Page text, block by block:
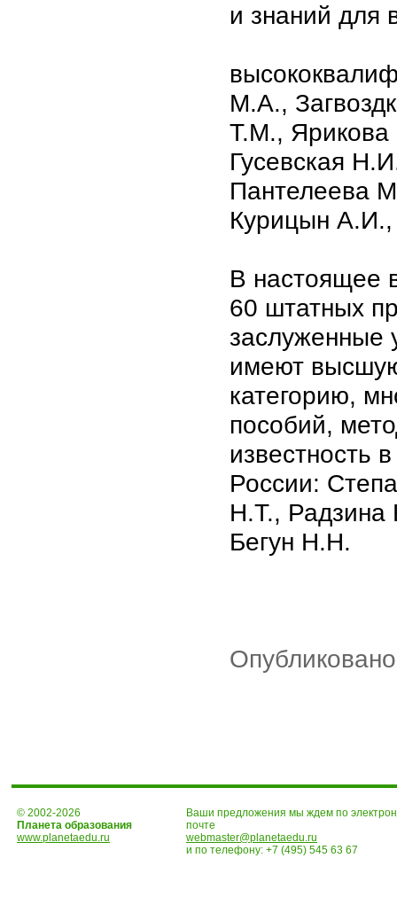
и знаний для
М.А.,
Т.М.,
Гусевская
Пантелеева
Курицын
В настоящее
60 штатных
заслуженные
имеют
категорию,
пособий,
известность
России:
Н.Т., Радзина
Бегун Н.Н.
© 2002-2026
Планета образования
www.planetaedu.ru
Ваши предложения мы ждем по
почте
webmaster@planetaedu.ru
и по телефону: +7 (495) 545 63 67